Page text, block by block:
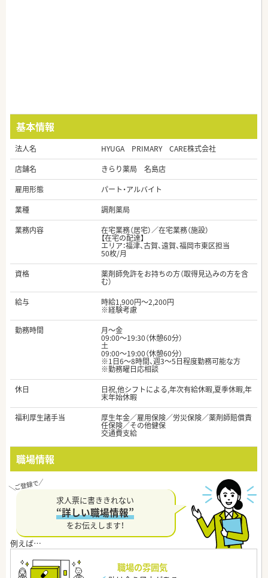
基本情報
法人名
HYUGA PRIMARY CARE株式会社
店舗名
きらり薬局 名島店
雇用形態
パート・アルバイト
業種
調剤薬局
業務内容
在宅業務（居宅）／在宅業務（施設）
【在宅の配達】
エリア：福津、古賀、遠賀、福岡市東区担当
50枚/月
資格
薬剤師免許をお持ちの方（取得見込みの方を含
む）
給与
時給1,900円～2,200円
※経験考慮
勤務時間
月～金
09:00～19:30（休憩60分）
土
09:00～19:00（休憩60分）
※1日6～8時間、週3～5日程度勤務可能な方
※勤務曜日応相談
休日
日祝,他シフトによる,年次有給休暇,夏季休暇,年
末年始休暇
福利厚生諸手当
厚生年金／雇用保険／労災保険／薬剤師賠償責
任保険／その他健保
交通費支給
職場情報
求人票に書ききれない
“詳しい職場情報”
をお伝えします！
職場の雰囲気